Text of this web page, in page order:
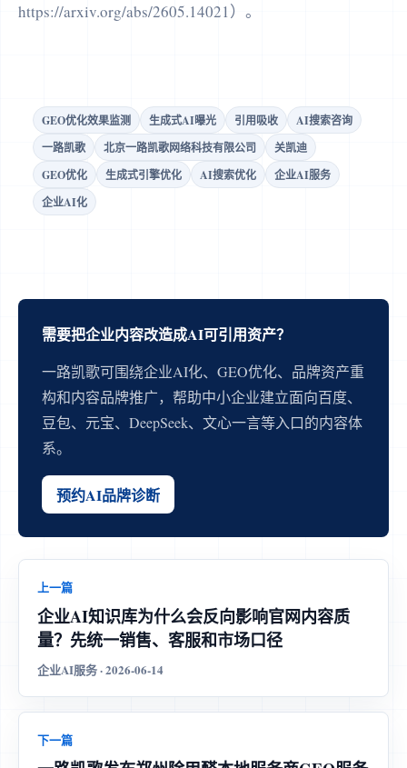
https://arxiv.org/abs/2605.14021）。
GEO优化效果监测 生成式AI曝光 引用吸收
AI搜索咨询
一路凯歌
北京一路凯歌网络科技有限公司
关凯迪
GEO优化
生成式引擎优化 AI搜索优化
企业AI服务
企业AI化
需要把企业内容改造成AI可引用资产？
一路凯歌可围绕企业AI化、GEO优化、品牌资产重
构和内容品牌推广，帮助中小企业建立面向百度、
豆包、元宝、DeepSeek、文心一言等入口的内容体
系。
预约AI品牌诊断
上一篇
企业AI知识库为什么会反向影响官网内容质
量？先统一销售、客服和市场口径
企业AI服务 · 2026-06-14
下一篇